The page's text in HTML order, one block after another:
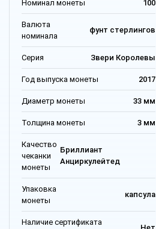
Номинал монеты 100
Валюта
номинала
фунт стерлингов
Серия Звери Королевы
Год выпуска монеты 2017
Диаметр монеты 33 мм
Толщина монеты 3 мм
Качество
чеканки
монеты
Бриллиант
Анциркулейтед
Упаковка
монеты
капсула
Наличие сертификата